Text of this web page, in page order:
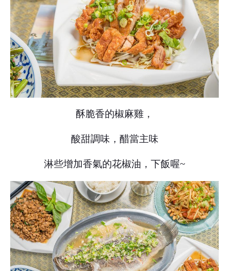
酥脆香的椒麻雞，
酸甜調味， 醋當主味
淋些增加香氣的花椒油，下飯喔~